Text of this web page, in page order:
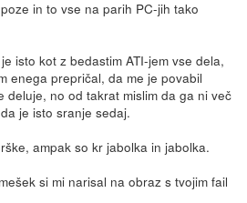
in to vse na parih PC-jih tako
isto kot z bedastim ATI-jem vse dela,
enega prepričal, da me je povabil
deluje, no od takrat mislim da ga ni več
je isto sranje sedaj.
ampak so kr jabolka in jabolka.
si mi narisal na obraz s tvojim fail